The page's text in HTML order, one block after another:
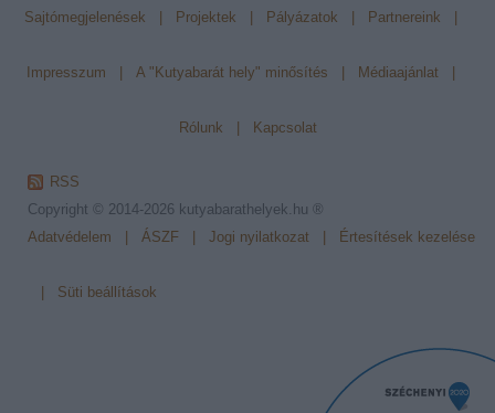
Sajtómegjelenések Projektek Pályázatok Partnereink
Impresszum A "Kutyabarát hely" minősítés Médiaajánlat
Rólunk Kapcsolat
RSS
Copyright © 2014-2026 kutyabarathelyek.hu ®
Adatvédelem
ÁSZF Jogi nyilatkozat Értesítések kezelése
Süti beállítások